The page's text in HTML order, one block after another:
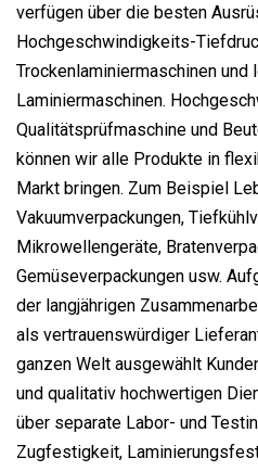
verfügen über die besten
Hochgeschwindigkeits-
Trockenlaminiermaschinen
Laminiermaschinen.
Qualitätsprüfmaschine und
können wir alle Produkte in
Markt bringen. Zum Beispiel
Vakuumverpackungen,
Mikrowellengeräte,
Gemüseverpackungen usw.
der langjährigen
als vertrauenswürdiger
ganzen Welt ausgewählt
und qualitativ hochwertigen
über separate Labor- und
Zugfestigkeit,